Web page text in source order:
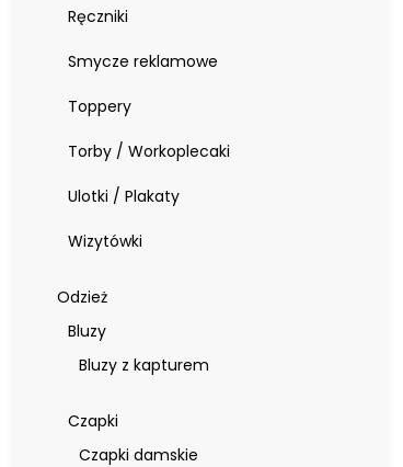
Ręczniki
Smycze reklamowe
Toppery
Torby / Workoplecaki
Ulotki / Plakaty
Wizytówki
Odzież
Bluzy
Bluzy z kapturem
Czapki
Czapki damskie